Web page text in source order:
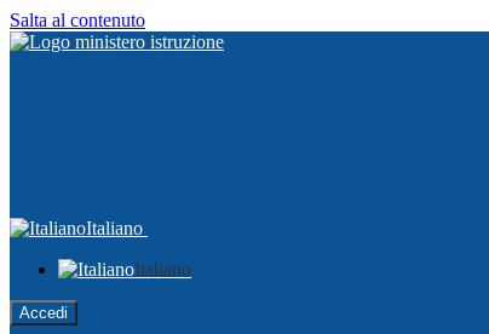
Salta al contenuto
Italiano
Italiano
Accedi